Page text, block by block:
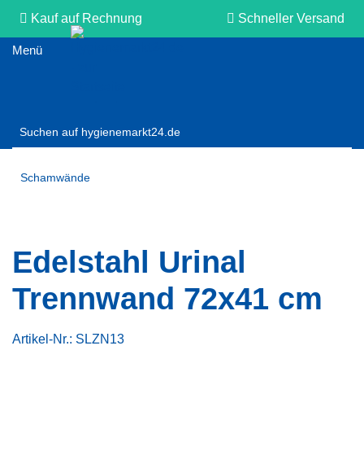
Kauf auf Rechnung Schneller Versand
Schamwände
Edelstahl Urinal
Trennwand 72x41 cm
Artikel-Nr.: SLZN13